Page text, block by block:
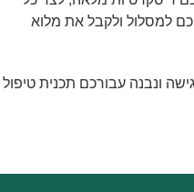
למסלול ולקבל את מלוא
ונבנה עבורכם תכנית טיפול